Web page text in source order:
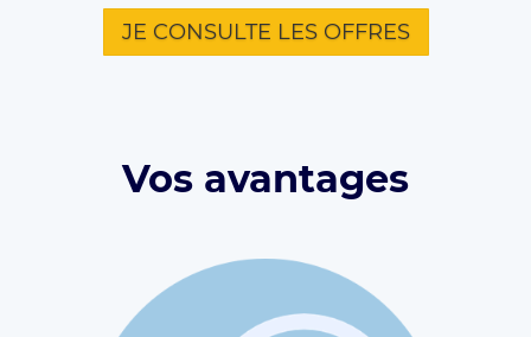
JE CONSULTE LES OFFRES
Vos avantages